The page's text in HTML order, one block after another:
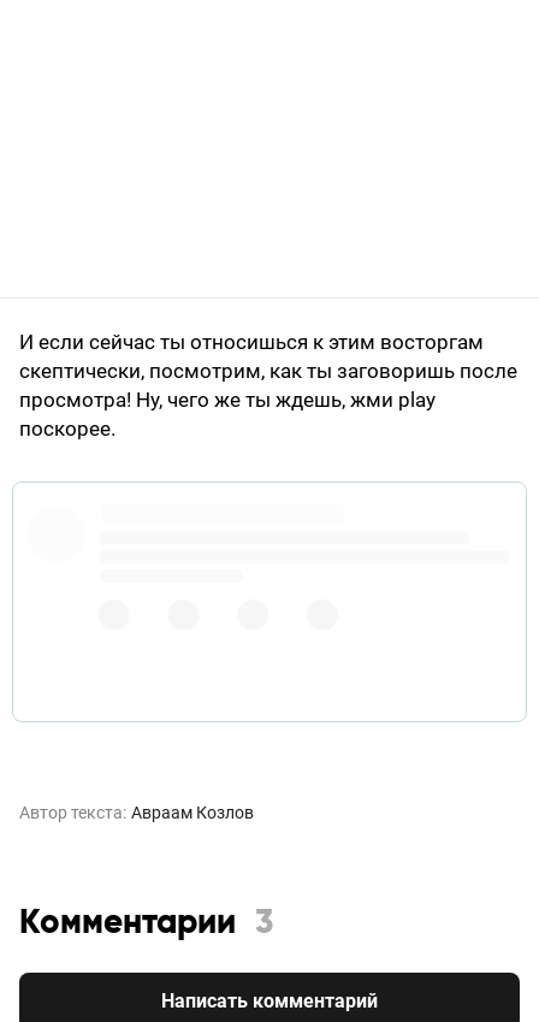
И если сейчас ты относишься к этим восторгам
скептически, посмотрим, как ты заговоришь после
просмотра! Ну, чего же ты ждешь, жми play
поскорее.
Автор текста: Авраам Козлов
Комментарии 3
Написать комментарий